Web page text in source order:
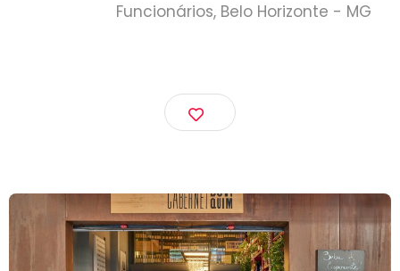
Funcionários, Belo Horizonte - MG